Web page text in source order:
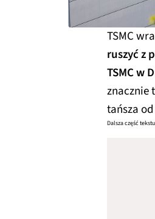
TSMC
ruszyć z
TSMC w
znacznie
tańsza
Dalsza część